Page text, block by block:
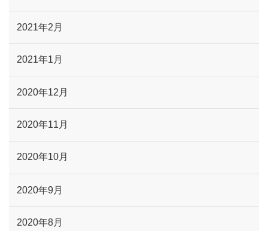
2021年2月
2021年1月
2020年12月
2020年11月
2020年10月
2020年9月
2020年8月